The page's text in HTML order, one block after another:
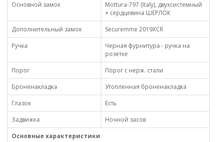
Основной замок
Mottura-797 (Italy), двухсистемный
+ сердцевина ШЕРЛОК
Дополнительный замок
Securemme 2019XCR
Ручка
Черная фурнитура - ручка на
розетке
Порог
Порог с нерж. стали
Броненакладка
Утопленная броненакладка
Глазок
Есть
Задвижка
Ночной засов
Основные характеристики